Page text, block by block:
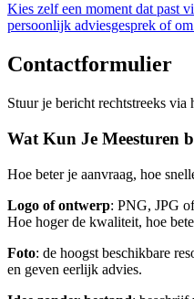
Kies zelf een moment dat past
persoonlijk adviesgesprek of
Contactformulier
Stuur je bericht rechtstreeks via
Wat Kun Je Meesturen
Hoe beter je aanvraag, hoe
Logo of ontwerp: PNG, JPG
Hoe hoger de kwaliteit, hoe
Foto: de hoogst beschikbare
en geven eerlijk advies.